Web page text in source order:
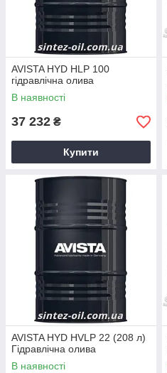
AVISTA HYD HLP 100
гідравлічна олива
В наявності
37 232 ₴
Купити
AVISTA HYD HVLP 22 (208 л)
Гідравлічна олива
В наявності